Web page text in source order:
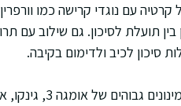
תועלת לסיכון. גם שילוב עם
סיכון לכיב ולדימום בקיבה.
תוספים מסוימים